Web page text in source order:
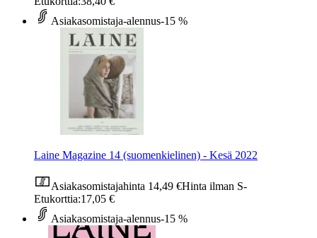
Asiakasomistaja-alennus-15 %
Laine Magazine 14 (suomenkielinen) - Kesä 2022
Asiakasomistajahinta 14,49 €Hinta ilman S-
Etukorttia:17,05 €
Asiakasomistaja-alennus-15 %